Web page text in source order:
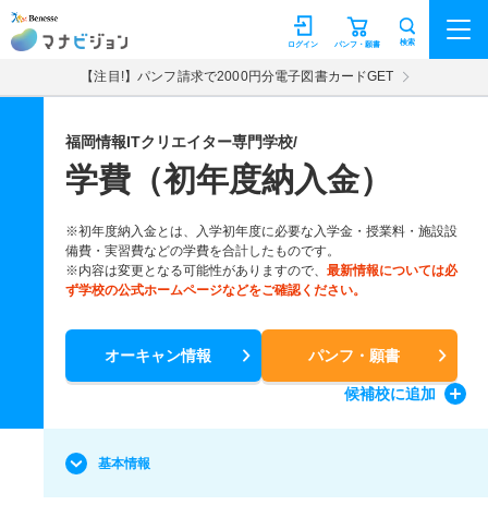
マナビジョン パンフ・願書
ログイン 検索
【注目!】パンフ請求で2000円分電子図書カードGET
福岡情報ITクリエイター専門学校/
学費（初年度納入金）
※初年度納入金とは、入学初年度に必要な入学金・授業料・施設設
備費・実習費などの学費を合計したものです。
※内容は変更となる可能性がありますので、 最新情報については必
ず学校の公式ホームページなどをご確認ください。
オーキャン情報 パンフ・願書
候補校に追加
基本情報